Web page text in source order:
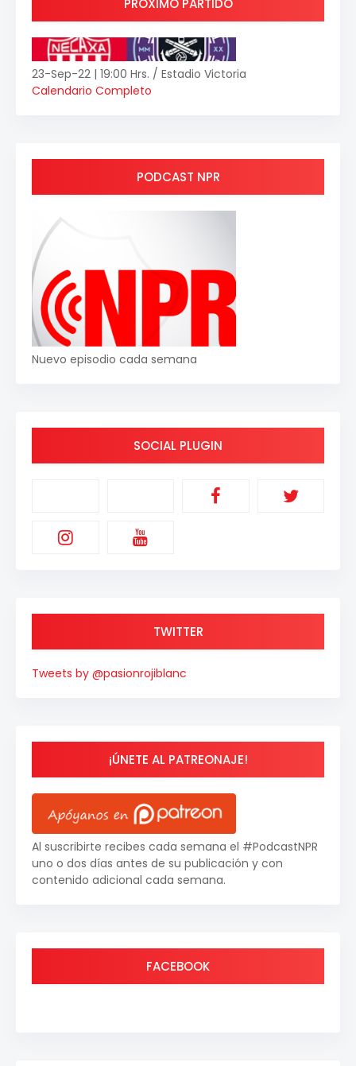
PRÓXIMO PARTIDO
23-Sep-22 | 19:00 Hrs. / Estadio Victoria
Calendario Completo
PODCAST NPR
Nuevo episodio cada semana
SOCIAL PLUGIN
TWITTER
Tweets by @pasionrojiblanc
¡ÚNETE AL PATREONAJE!
Al suscribirte recibes cada semana el #PodcastNPR
uno o dos días antes de su publicación y con
contenido adicional cada semana.
FACEBOOK